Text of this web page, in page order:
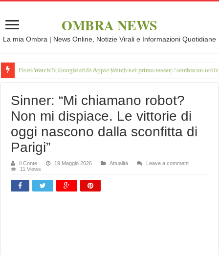
OMBRA NEWS
La mia Ombra | News Online, Notizie Virali e Informazioni Quotidiane
Pixel Watch 5, Google sfida Apple Watch nel primo teaser: "sembra un
Sinner: “Mi chiamano robot?
Non mi dispiace. Le vittorie di
oggi nascono dalla sconfitta di
Parigi”
Il Conte 19 Maggio 2026 Attualità
Leave a comment
11 Views